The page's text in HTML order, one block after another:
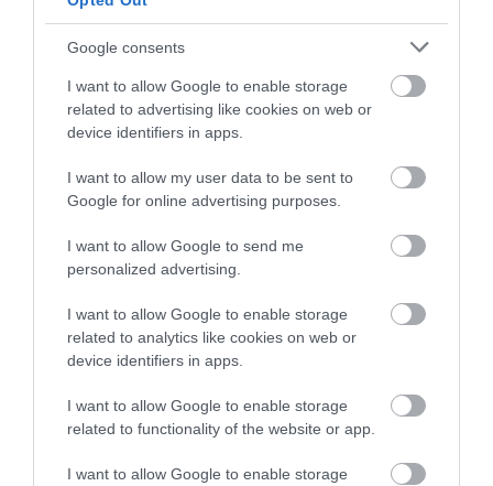
Google consents
I want to allow Google to enable storage
related to advertising like cookies on web or
device identifiers in apps.
I want to allow my user data to be sent to
Google for online advertising purposes.
I want to allow Google to send me
personalized advertising.
I want to allow Google to enable storage
related to analytics like cookies on web or
device identifiers in apps.
I want to allow Google to enable storage
related to functionality of the website or app.
I want to allow Google to enable storage
Legfrissebb híreink
ÚJ MAGYAR KÜLÜGYI STRATÉGIA KÉSZÜL,
TELJES SZAKÍTÁS JÖN A...
2026. augusztus 08
TATA ELBŰVÖLŐ LÁTVÁNYOSSÁGAI,
AMIKÉRT ÉRDEMES MEGNÉZNI
2026. augusztus 08
TELJESEN ÚJRAINDUL A P...
2026. augusztus 07|Mindenki ügye